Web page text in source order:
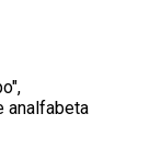
analfabeta